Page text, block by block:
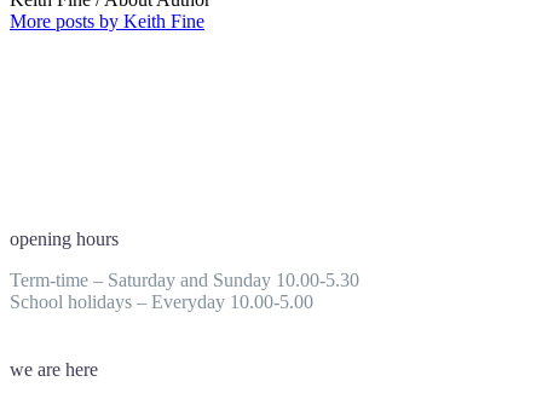
More posts by Keith Fine
opening hours
Term-time – Saturday and Sunday 10.00-5.30
School holidays – Everyday 10.00-5.00
we are here